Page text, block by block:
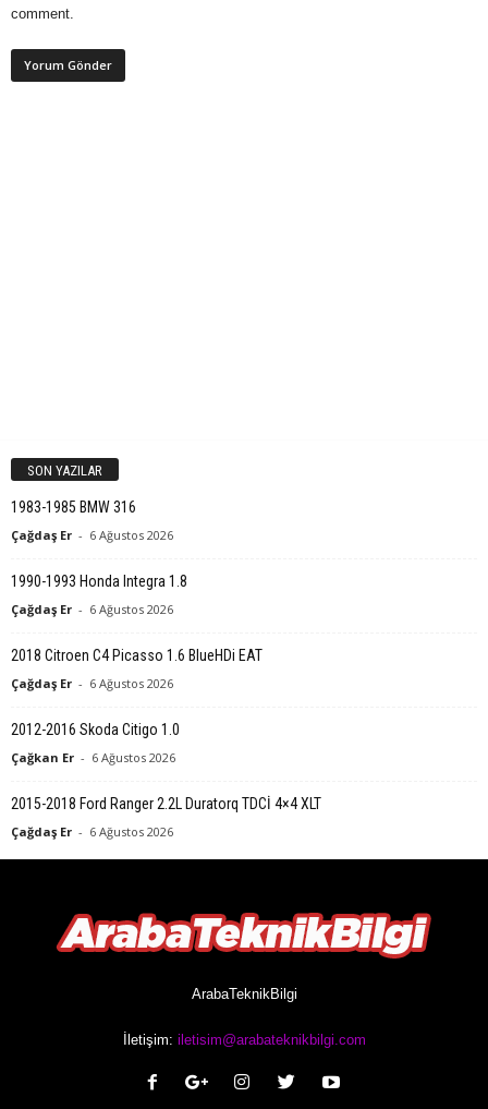
comment.
SON YAZILAR
1983-1985 BMW 316
Çağdaş Er - 6 Ağustos 2026
1990-1993 Honda Integra 1.8
Çağdaş Er - 6 Ağustos 2026
2018 Citroen C4 Picasso 1.6 BlueHDi EAT
Çağdaş Er - 6 Ağustos 2026
2012-2016 Skoda Citigo 1.0
Çağkan Er - 6 Ağustos 2026
2015-2018 Ford Ranger 2.2L Duratorq TDCİ 4×4 XLT
Çağdaş Er - 6 Ağustos 2026
ArabaTeknikBilgi
İletişim: iletisim@arabateknikbilgi.com